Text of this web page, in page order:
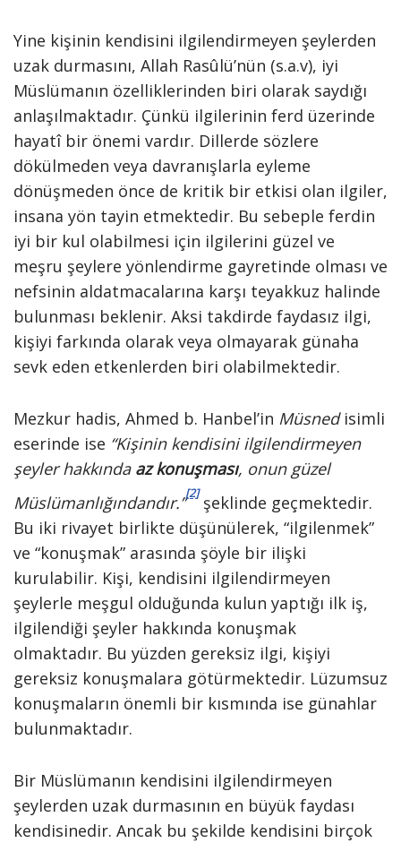
Yine kişinin kendisini ilgilendirmeyen şeylerden
uzak durmasını, Allah Rasûlü’nün (s.a.v), iyi
Müslümanın özelliklerinden biri olarak saydığı
anlaşılmaktadır. Çünkü ilgilerinin ferd üzerinde
hayatî bir önemi vardır. Dillerde sözlere
dökülmeden veya davranışlarla eyleme
dönüşmeden önce de kritik bir etkisi olan ilgiler,
insana yön tayin etmektedir. Bu sebeple ferdin
iyi bir kul olabilmesi için ilgilerini güzel ve
meşru şeylere yönlendirme gayretinde olması ve
nefsinin aldatmacalarına karşı teyakkuz halinde
bulunması beklenir. Aksi takdirde faydasız ilgi,
kişiyi farkında olarak veya olmayarak günaha
sevk eden etkenlerden biri olabilmektedir.
Mezkur hadis, Ahmed b. Hanbel’in Müsnedisimli
eserinde ise “Kişinin kendisini ilgilendirmeyen
şeyler hakkında az konuşması, onun güzel
Müslümanlığındandır.”[2]şeklinde geçmektedir.
Bu iki rivayet birlikte düşünülerek, “ilgilenmek”
ve “konuşmak” arasında şöyle bir ilişki
kurulabilir. Kişi, kendisini ilgilendirmeyen
şeylerle meşgul olduğunda kulun yaptığı ilk iş,
ilgilendiği şeyler hakkında konuşmak
olmaktadır. Bu yüzden gereksiz ilgi, kişiyi
gereksiz konuşmalara götürmektedir. Lüzumsuz
konuşmaların önemli bir kısmında ise günahlar
bulunmaktadır.
Bir Müslümanın kendisini ilgilendirmeyen
şeylerden uzak durmasının en büyük faydası
kendisinedir. Ancak bu şekilde kendisini birçok